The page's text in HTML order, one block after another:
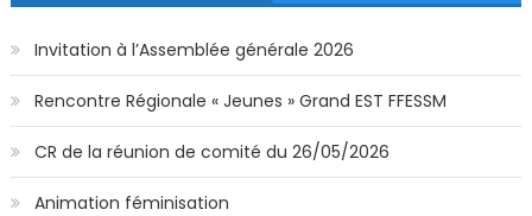
Invitation à l’Assemblée générale 2026
Rencontre Régionale « Jeunes » Grand EST FFESSM
CR de la réunion de comité du 26/05/2026
Animation féminisation